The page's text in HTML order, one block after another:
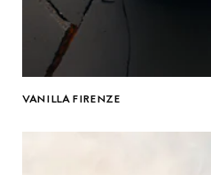
VANILLA FIRENZE